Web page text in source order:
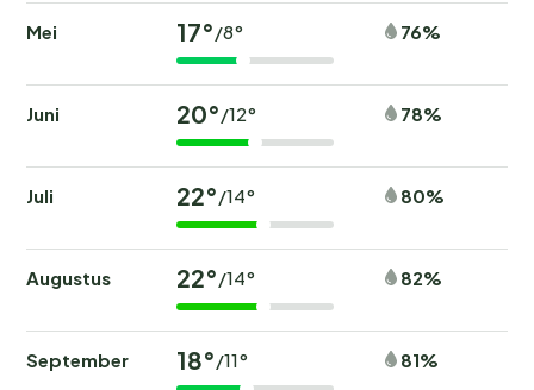
Mei 17°/8° 76%
Juni 20°/12° 78%
Juli 22°/14° 80%
Augustus 22°/14° 82%
September 18°/11° 81%